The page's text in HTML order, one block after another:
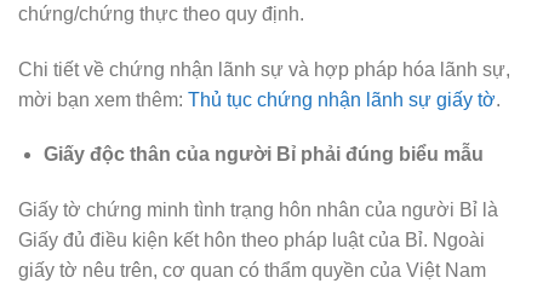
chứng/chứng thực theo quy định.
Chi tiết về chứng nhận lãnh sự và hợp pháp hóa lãnh sự,
mời bạn xem thêm: Thủ tục chứng nhận lãnh sự giấy tờ.
Giấy độc thân của người Bỉ phải đúng biểu mẫu
Giấy tờ chứng minh tình trạng hôn nhân của người Bỉ là
Giấy đủ điều kiện kết hôn theo pháp luật của Bỉ. Ngoài
giấy tờ nêu trên, cơ quan có thẩm quyền của Việt Nam